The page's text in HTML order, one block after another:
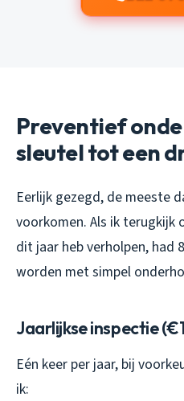
Preventief
sleutel tot een
Eerlijk gezegd, de meeste
voorkomen. Als ik terugkijk
dit jaar heb verholpen, had
worden met simpel
Jaarlijkse inspectie
Eén keer per jaar, bij
ik: